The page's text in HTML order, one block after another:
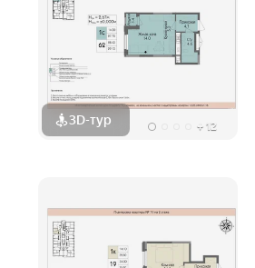
3D-тур + 12